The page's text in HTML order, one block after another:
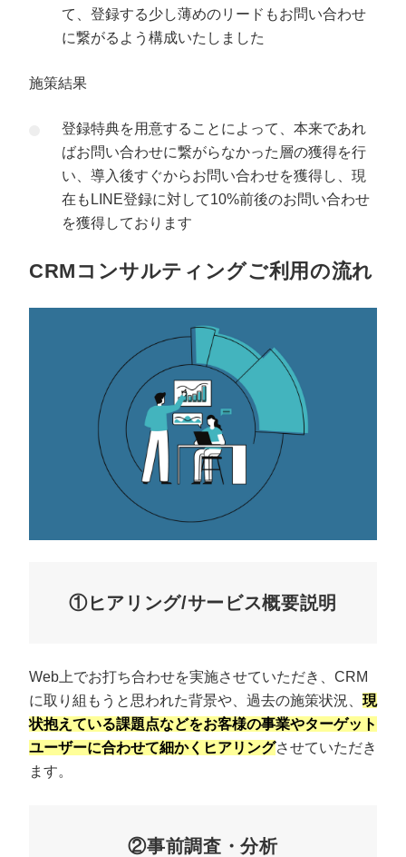
て、登録する少し薄めのリードもお問い合わせ
に繋がるよう構成いたしました
施策結果
登録特典を用意することによって、本来であれ
ばお問い合わせに繋がらなかった層の獲得を行
い、導入後すぐからお問い合わせを獲得し、現
在もLINE登録に対して10%前後のお問い合わせ
を獲得しております
CRMコンサルティングご利用の流れ
①ヒアリング/サービス概要説明
Web上でお打ち合わせを実施させていただき、CRM
に取り組もうと思われた背景や、過去の施策状況、 現
状抱えている課題点などをお客様の事業やターゲット
ユーザーに合わせて細かくヒアリングさせていただき
ます。
②事前調査・分析